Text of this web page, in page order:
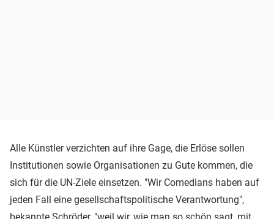
Alle Künstler verzichten auf ihre Gage, die Erlöse sollen
Institutionen sowie Organisationen zu Gute kommen, die
sich für die UN-Ziele einsetzen. "Wir Comedians haben auf
jeden Fall eine gesellschaftspolitische Verantwortung",